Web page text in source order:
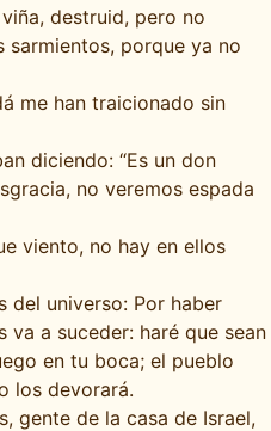
destruid, pero no
sarmientos, porque ya no
me han traicionado sin
diciendo: “Es un don
no veremos espada
viento, no hay en ellos
del universo: Por haber
va a suceder: haré que sean
en tu boca; el pueblo
los devorará.
gente de la casa de Israel,